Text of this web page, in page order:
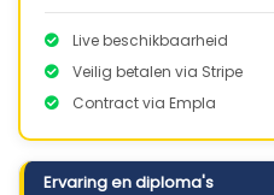
Live beschikbaarheid
Veilig betalen via Stripe
Contract via Empla
Ervaring en diploma's